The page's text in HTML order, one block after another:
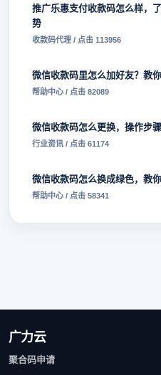
推广乐惠支付收款码怎么样，
势
收款码代理 / 点击 113956
微信收款码里怎么加好友？教
帮助中心 / 点击 82089
微信收款码怎么更换，操作步
行业资讯 / 点击 61174
微信收款码怎么换成绿色，教
帮助中心 / 点击 58341
广力云
聚合码申请